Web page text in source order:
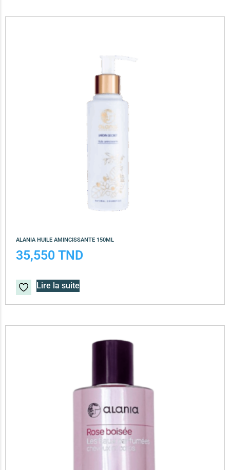
ALANIA HUILE AMINCISSANTE 150ML
35,550 TND
Lire la suite